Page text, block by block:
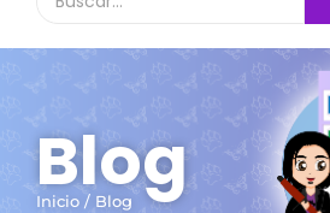
Blog
Inicio / Blog